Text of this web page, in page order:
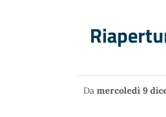
Damercoledì 9